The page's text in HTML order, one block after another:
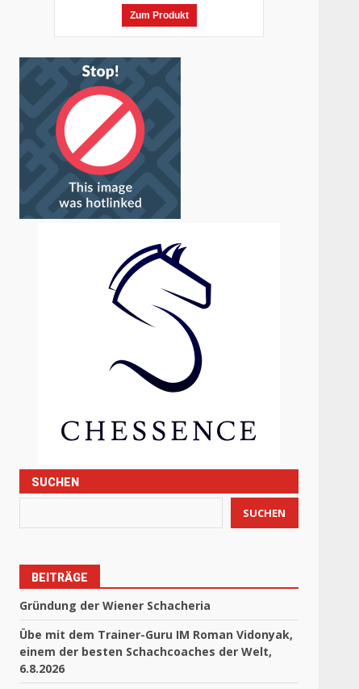
Zum Produkt
SUCHEN
SUCHEN
BEITRÄGE
Gründung der Wiener Schacheria
Übe mit dem Trainer-Guru IM Roman Vidonyak,
einem der besten Schachcoaches der Welt,
6.8.2026